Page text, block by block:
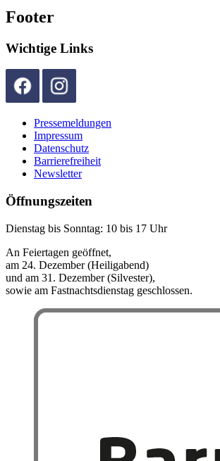
Footer
Wichtige Links
Pressemeldungen
Impressum
Datenschutz
Barrierefreiheit
Newsletter
Öffnungszeiten
Dienstag bis Sonntag: 10 bis 17 Uhr
An Feiertagen geöffnet,
am 24. Dezember (Heiligabend)
und am 31. Dezember (Silvester),
sowie am Fastnachtsdienstag geschlossen.